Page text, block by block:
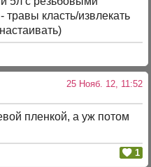
класть/извлекать
25 Нояб. 12, 11:52
пленкой, а уж потом
1